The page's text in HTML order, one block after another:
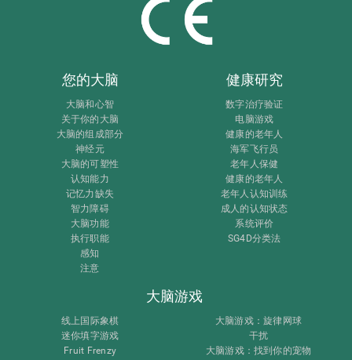
您的大脑
大脑和心智
关于你的大脑
大脑的组成部分
神经元
大脑的可塑性
认知能力
记忆力缺失
智力障碍
大脑功能
执行职能
感知
注意
健康研究
数字治疗验证
电脑游戏
健康的老年人
海军飞行员
老年人保健
健康的老年人
老年人认知训练
成人的认知状态
系统评价
SG4D分类法
大脑游戏
线上国际象棋
迷你填字游戏
Fruit Frenzy
大脑游戏：旋律网球
干扰
大脑游戏：找到你的宠物